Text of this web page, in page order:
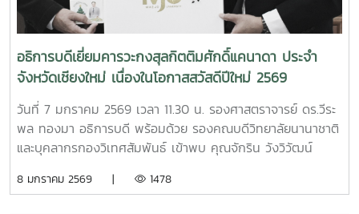
อธิการบดีเยี่ยมคารวะกงสุลกิตติมศักดิ์แคนาดา ประจำ
จังหวัดเชียงใหม่ เนื่องในโอกาสสวัสดีปีใหม่ 2569
วันที่ 7 มกราคม 2569 เวลา 11.30 น. รองศาสตราจารย์ ดร.วีระ
พล ทองมา อธิการบดี พร้อมด้วย รองคณบดีวิทยาลัยนานาชาติ
และบุคลากรกองวิเทศสัมพันธ์ เข้าพบ คุณจักริน วังวิวัฒน์
คารวะเนื่องในโอกาสสวัสดีปีใหม่ 2569 พร้อมกันนี้ ได้มีการหารือ
8 มกราคม 2569 | 1478